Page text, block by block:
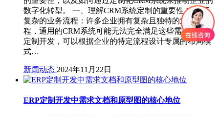
数字化转型。 一、理解CRM系统定制的重要性 1. 适应
复杂的业务流程：许多企业拥有复杂且独特的业务流
程，通用的CRM系统可能无法完全满足这些需求。通过
定制开发，可以根据企业的特定流程设计专属的布局模
式…
新闻动态 2024年11月22日
ERP定制开发中需求文档和原型图的核心地位